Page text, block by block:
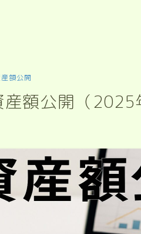
額公開
産額公開（